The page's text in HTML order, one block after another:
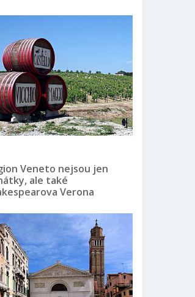
Veneto nejsou jen
ale také
Verona